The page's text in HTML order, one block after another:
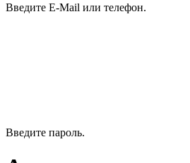
Введите E-Mail или телефон.
Введите пароль.